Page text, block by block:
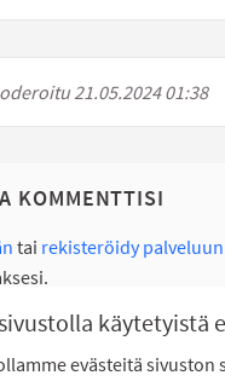
käytetyistä
evästeitä sivuston
21.05.2024 01:38
KOMMENTTISI
tai rekisteröidy palveluun